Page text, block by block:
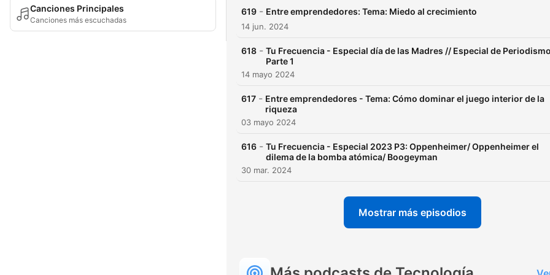
Canciones Principales
Canciones más escuchadas
619 - Entre emprendedores: Tema: Miedo al crecimiento
14 jun. 2024
618 - Tu Frecuencia - Especial día de las Madres // Especial de Periodismo
Parte 1
14 mayo 2024
617 - Entre emprendedores - Tema: Cómo dominar el juego interior de la
riqueza
03 mayo 2024
616 - Tu Frecuencia - Especial 2023 P3: Oppenheimer/ Oppenheimer el
dilema de la bomba atómica/ Boogeyman
30 mar. 2024
Mostrar más episodios